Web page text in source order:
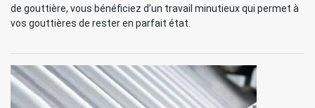
de gouttière, vous bénéficiez d’un travail minutieux qui permet à
vos gouttières de rester en parfait état.